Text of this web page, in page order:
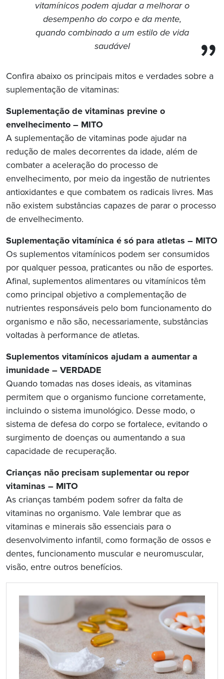
vitamínicos podem ajudar a melhorar o
desempenho do corpo e da mente,
quando combinado a um estilo de vida
saudável
Confira abaixo os principais mitos e verdades sobre a
suplementação de vitaminas:
Suplementação de vitaminas previne o
envelhecimento – MITO
A suplementação de vitaminas pode ajudar na
redução de males decorrentes da idade, além de
combater a aceleração do processo de
envelhecimento, por meio da ingestão de nutrientes
antioxidantes e que combatem os radicais livres. Mas
não existem substâncias capazes de parar o processo
de envelhecimento.
Suplementação vitamínica é só para atletas – MITO
Os suplementos vitamínicos podem ser consumidos
por qualquer pessoa, praticantes ou não de esportes.
Afinal, suplementos alimentares ou vitamínicos têm
como principal objetivo a complementação de
nutrientes responsáveis pelo bom funcionamento do
organismo e não são, necessariamente, substâncias
voltadas à performance de atletas.
Suplementos vitamínicos ajudam a aumentar a
imunidade – VERDADE
Quando tomadas nas doses ideais, as vitaminas
permitem que o organismo funcione corretamente,
incluindo o sistema imunológico. Desse modo, o
sistema de defesa do corpo se fortalece, evitando o
surgimento de doenças ou aumentando a sua
capacidade de recuperação.
Crianças não precisam suplementar ou repor
vitaminas – MITO
As crianças também podem sofrer da falta de
vitaminas no organismo. Vale lembrar que as
vitaminas e minerais são essenciais para o
desenvolvimento infantil, como formação de ossos e
dentes, funcionamento muscular e neuromuscular,
visão, entre outros benefícios.